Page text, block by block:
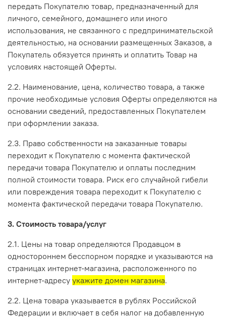
передать Покупателю товар, предназначенный для
личного, семейного, домашнего или иного
использования, не связанного с предпринимательской
деятельностью, на основании размещенных Заказов, а
Покупатель обязуется принять и оплатить Товар на
условиях настоящей Оферты.
2.2. Наименование, цена, количество товара, а также
прочие необходимые условия Оферты определяются на
основании сведений, предоставленных Покупателем
при оформлении заказа.
2.3. Право собственности на заказанные товары
переходит к Покупателю с момента фактической
передачи товара Покупателю и оплаты последним
полной стоимости товара. Риск его случайной гибели
или повреждения товара переходит к Покупателю с
момента фактической передачи товара Покупателю.
3. Стоимость товара/услуг
2.1. Цены на товар определяются Продавцом в
одностороннем бесспорном порядке и указываются на
страницах интернет-магазина, расположенного по
интернет-адресу укажите домен магазина.
2.2. Цена товара указывается в рублях Российской
Федерации и включает в себя налог на добавленную